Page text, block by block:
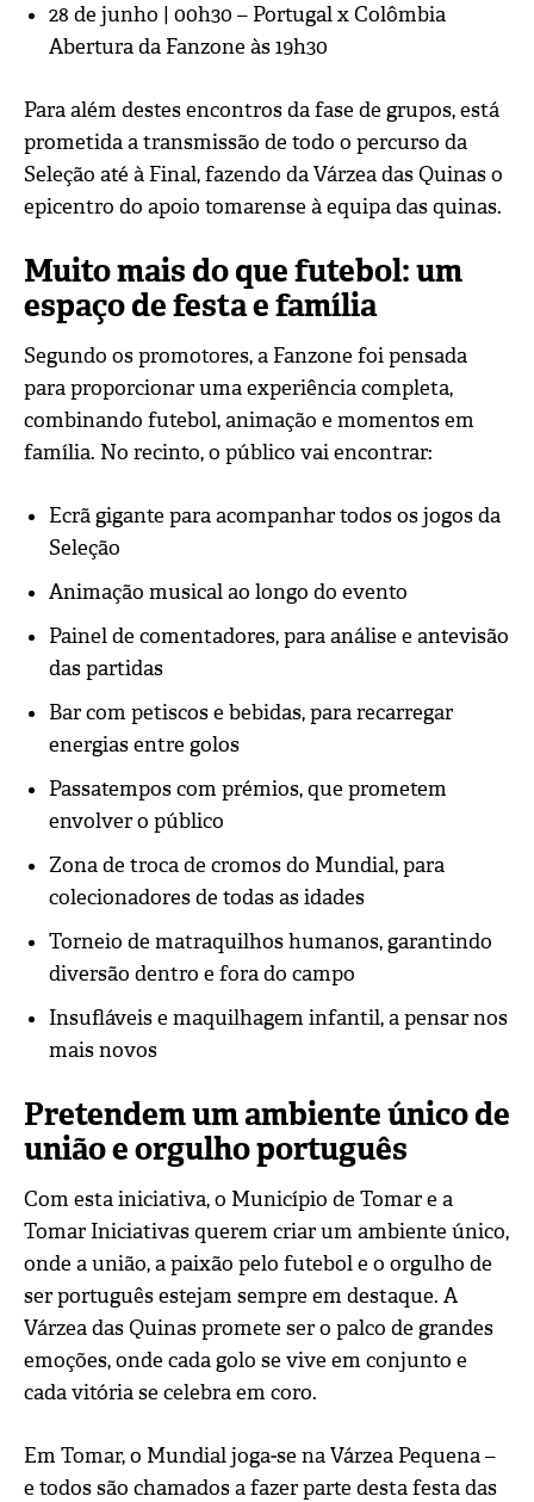
28 de junho | 00h30 – Portugal x Colômbia
Abertura da Fanzone às19h30
Para além destes encontros da fase de grupos, está
prometida a transmissão de todo o percurso da
Seleção até à Final, fazendo da Várzea das Quinas o
epicentro do apoio tomarense à equipa das quinas.
Muito mais do que futebol: um
espaço de festa e família
Segundo os promotores, a Fanzone foi pensada
para proporcionar uma experiência completa,
combinando futebol, animação e momentos em
família. No recinto, o público vai encontrar:
Ecrã gigante para acompanhar todos os jogos da
Seleção
Animação musicalao longo do evento
Painel de comentadores, para análise e antevisão
das partidas
Bar com petiscos e bebidas, para recarregar
energias entre golos
Passatempos com prémios, que prometem
envolver o público
Zona de troca de cromos do Mundial, para
colecionadores de todas as idades
Torneio de matraquilhos humanos, garantindo
diversão dentro e fora do campo
Insufláveis e maquilhagem infantil, a pensar nos
mais novos
Pretendem um ambiente único de
união e orgulho português
Com esta iniciativa, o Município de Tomar e a
Tomar Iniciativas querem criar um ambiente único,
onde aunião, apaixão pelo futebole o orgulho de
ser portuguêsestejam sempre em destaque. A
Várzea das Quinas promete ser o palco de grandes
emoções, onde cada golo se vive em conjunto e
cada vitória se celebra em coro.
Em Tomar, o Mundial joga‑se na Várzea Pequena –
e todos são chamados a fazer parte desta festa das